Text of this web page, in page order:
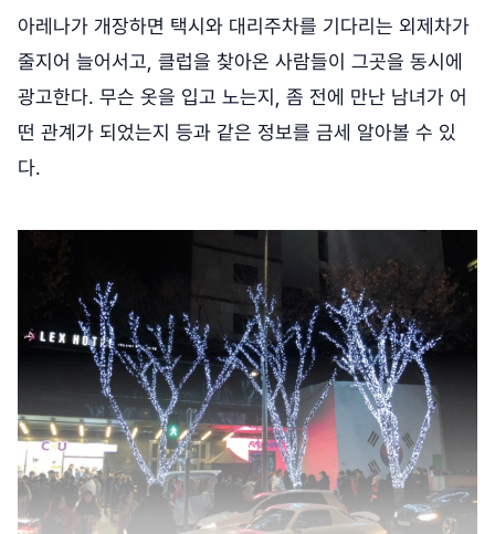
아레나가 개장하면 택시와 대리주차를 기다리는 외제차가
줄지어 늘어서고, 클럽을 찾아온 사람들이 그곳을 동시에
광고한다. 무슨 옷을 입고 노는지, 좀 전에 만난 남녀가 어
떤 관계가 되었는지 등과 같은 정보를 금세 알아볼 수 있
다.